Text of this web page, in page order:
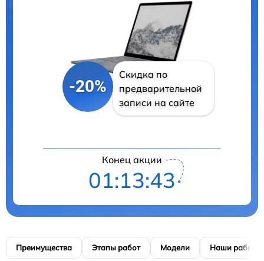
-20%
Скидка по
предварительной
записи на сайте
Конец акции
01:13:42
Преимущества Этапы работ Модели Наши работы